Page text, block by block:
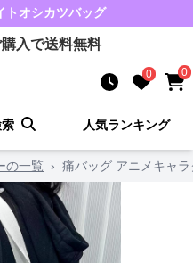
ト オシカツバッグ
入で送料無料
0 0
人気ランキング
の一覧 › 痛バッグ アニメキャ